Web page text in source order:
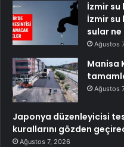
İzmir su
İzmir
sular
Ağustos
Manisa
Ağustos
Japonya düzenleyicisi
kurallarını gözden
Ağustos 7, 2026